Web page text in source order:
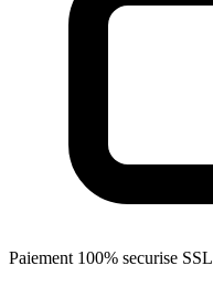
Paiement 100% securise SSL